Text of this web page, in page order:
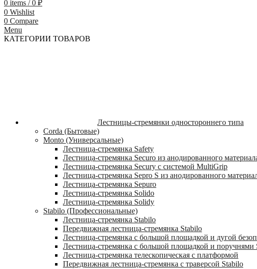
0 items / 0 ₽
0 Wishlist
0 Compare
Menu
КАТЕГОРИИ ТОВАРОВ
Лестницы-стремянки одностороннего типа
Corda (Бытовые)
Monto (Универсальные)
Лестница-стремянка Safety
Лестница-стремянка Securo из анодированного
Лестница-стремянка Secury с системой MultiGrip
Лестница-стремянка Sepro S из анодированного
Лестница-стремянка Sepuro
Лестница-стремянка Solido
Лестница-стремянка Solidy
Stabilo (Профессиональные)
Лестница-стремянка Stabilo
Передвижная лестница-стремянка Stabilo
Лестница-стремянка с большой площадкой и дугой
Лестница-стремянка с большой площадкой и поручнями
Лестница-стремянка телескопическая с платформой
Передвижная лестница-стремянка с траверсой Stabilo